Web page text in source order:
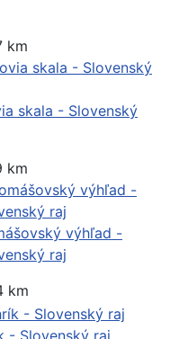
km
skala - Slovenský
km
výhľad -
raj
km